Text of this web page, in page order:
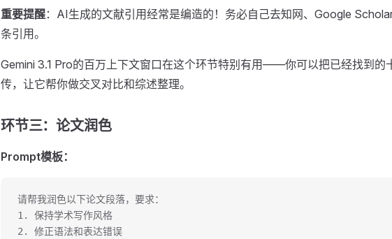
重要提醒：AI生成的文献引用经常是编造的！务必自己去知网、Google
条引用。
Gemini 3.1 Pro的百万上下文窗口在这个环节特别有用——你可以把已经找到的
传，让它帮你做交叉对比和综述整理。
环节三：论文润色
Prompt模板：
请帮我润色以下论文段落，要求：
1. 保持学术写作风格
2. 修正语法和表达错误